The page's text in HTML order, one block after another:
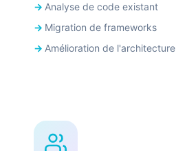
Analyse de code existant
Migration de frameworks
Amélioration de l'architecture